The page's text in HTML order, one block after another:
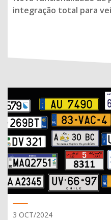
integração total para
3 OCT/2024